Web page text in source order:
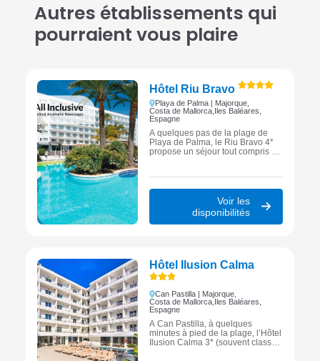
Autres établissements qui
pourraient vous plaire
Hôtel Riu Bravo
Playa de Palma | Majorque,
Costa de Mallorca, Iles Baléares,
Espagne
À quelques pas de la plage de
Playa de Palma, le Riu Bravo 4*
propose un séjour tout compris à
pleinement de vacances en bord
de mer.
Voir les
disponibilités
Hôtel Ilusion Calma
Can Pastilla | Majorque,
Costa de Mallorca,
Iles Baléares,
Espagne
À Can Pastilla, à quelques
minutes à pied de la plage, l’Hôtel
Ilusion Calma 3* (souvent classé